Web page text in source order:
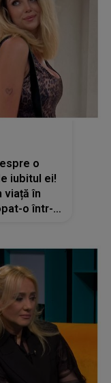
o
iubitul ei!
viață în
o într-o